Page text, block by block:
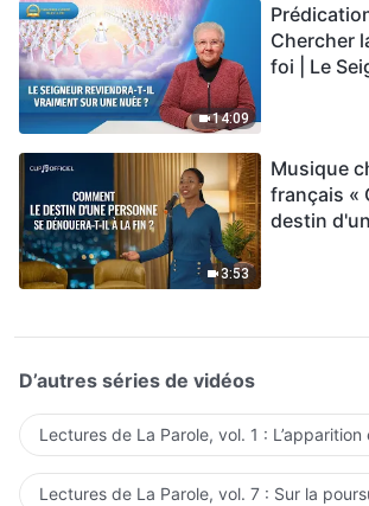
14:09
Chercher
foi | Le
3:53
Musique
français «
destin
D’autres séries de vidéos
Lectures de La Parole, vol. 1 :
Lectures de La Parole, vol. 7 : Sur la